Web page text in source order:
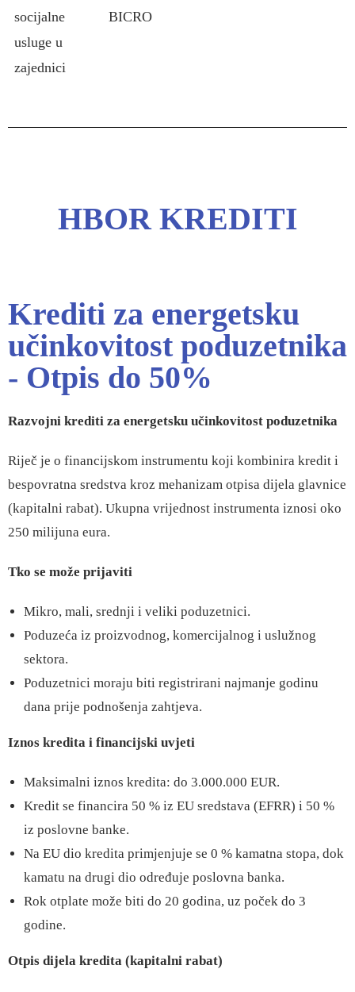
socijalne
usluge u
zajednici
BICRO
HBOR KREDITI
Krediti za energetsku
učinkovitost poduzetnika
- Otpis do 50%
Razvojni krediti za energetsku učinkovitost poduzetnika
Riječ je o financijskom instrumentu koji kombinira kredit i
bespovratna sredstva kroz mehanizam otpisa dijela glavnice
(kapitalni rabat). Ukupna vrijednost instrumenta iznosi oko
250 milijuna eura.
Tko se može prijaviti
Mikro, mali, srednji i veliki poduzetnici.
Poduzeća iz proizvodnog, komercijalnog i uslužnog
sektora.
Poduzetnici moraju biti registrirani najmanje godinu
dana prije podnošenja zahtjeva.
Iznos kredita i financijski uvjeti
Maksimalni iznos kredita: do 3.000.000 EUR.
Kredit se financira 50 % iz EU sredstava (EFRR) i 50 %
iz poslovne banke.
Na EU dio kredita primjenjuje se 0 % kamatna stopa, dok
kamatu na drugi dio određuje poslovna banka.
Rok otplate može biti do 20 godina, uz poček do 3
godine.
Otpis dijela kredita (kapitalni rabat)